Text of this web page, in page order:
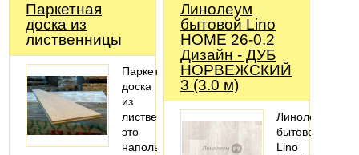
Паркетная
доска из
лиственницы
Паркетная
доска
из
лиственницы
это
напольное
Линолеум
бытовой Lino
HOME 26-0.2
Дизайн - ДУБ
НОРВЕЖСКИЙ
3 (3.0 м)
Линолеум
бытовой
Lino